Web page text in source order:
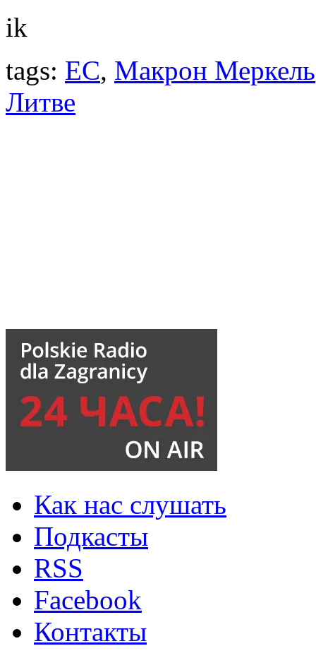
ik
tags: ЕС, Макрон Меркель
Литве
Как нас слушать
Подкасты
RSS
Facebook
Контакты